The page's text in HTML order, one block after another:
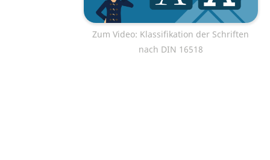
Zum Video: Klassifikation der Schriften
nach DIN 16518